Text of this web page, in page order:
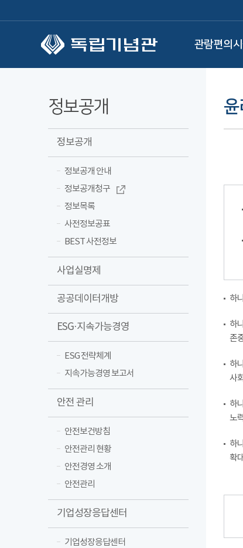
관람편의
정보공개
정보공개
정보공개 안내
정보공개청구
정보목록
사전정보공표
BEST 사전정보
사업실명제
공공데이터개방
ESG·지속가능경영
ESG 전략체계
지속가능경영 보고서
안전 관리
안전보건방침
안전관리 현황
안전경영 소개
안전관리
기업성장응답센터
기업성장응답센터
하
하
존
하
사
하
노
하
확